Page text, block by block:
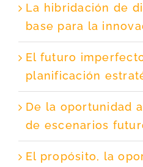
La hibridación de
base para la
El futuro
planificación
De la oportunidad
de escenarios
El propósito, la